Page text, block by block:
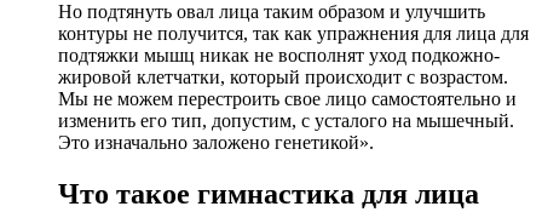
Но подтянуть овал лица таким образом и улучшить
контуры не получится, так как упражнения для лица для
подтяжки мышц никак не восполнят уход подкожно-
жировой клетчатки, который происходит с возрастом.
Мы не можем перестроить свое лицо самостоятельно и
изменить его тип, допустим, с усталого на мышечный.
Это изначально заложено генетикой».
Что такое гимнастика для лица